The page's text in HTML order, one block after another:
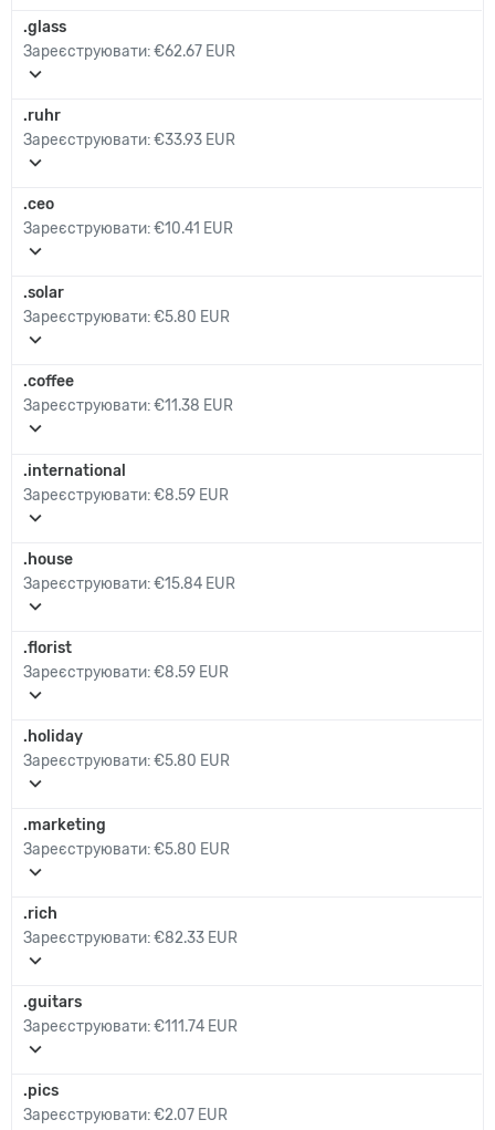
.glass
Зареєструювати:€62.67 EUR
expand_more
.ruhr
Зареєструювати:€33.93 EUR
expand_more
.ceo
Зареєструювати:€10.41 EUR
expand_more
.solar
Зареєструювати:€5.80 EUR
expand_more
.coffee
Зареєструювати:€11.38 EUR
expand_more
.international
Зареєструювати:€8.59 EUR
expand_more
.house
Зареєструювати:€15.84 EUR
expand_more
.florist
Зареєструювати:€8.59 EUR
expand_more
.holiday
Зареєструювати:€5.80 EUR
expand_more
.marketing
Зареєструювати:€5.80 EUR
expand_more
.rich
Зареєструювати:€82.33 EUR
expand_more
.guitars
Зареєструювати:€111.74 EUR
expand_more
.pics
Зареєструювати:€2.07 EUR